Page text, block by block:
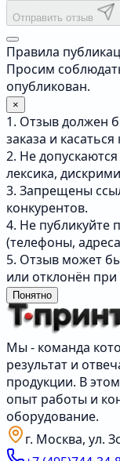
Отправить отзыв
Правила
Просим
опубликован.
×
1. Отзыв должен
заказа и
2. Не
лексика,
3. Запрещены
конкурентов.
4. Не публикуйте
(телефоны,
5. Отзыв может
или отклонён
Понятно
Мы - команда
результат и
продукции. В
опыт работы и
оборудование.
г. Москва, ул.